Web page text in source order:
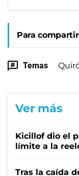
Para
Temas
Ver más
Kicillof dio el
límite a la
Tras la caída